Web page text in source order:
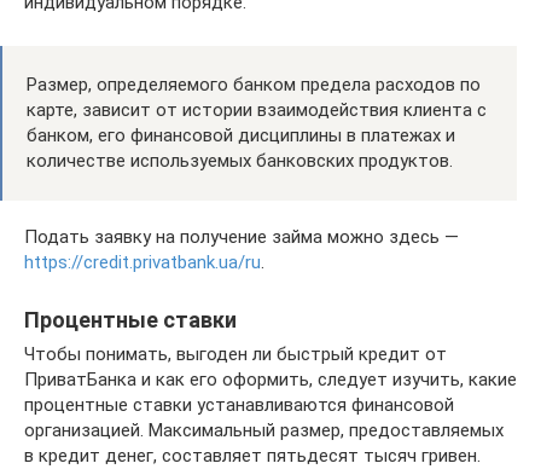
Размер, определяемого банком предела расходов по
карте, зависит от истории взаимодействия клиента с
банком, его финансовой дисциплины в платежах и
количестве используемых банковских продуктов.
Подать заявку на получение займа можно здесь —
https://credit.privatbank.ua/ru.
Процентные ставки
Чтобы понимать, выгоден ли быстрый кредит от
ПриватБанка и как его оформить, следует изучить, какие
процентные ставки устанавливаются финансовой
организацией. Максимальный размер, предоставляемых
в кредит денег, составляет пятьдесят тысяч гривен.